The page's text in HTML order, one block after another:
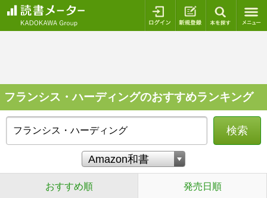
ログイン 新規登録
フランシス・ハーディングのおすすめランキング
検索
おすすめ順 発売日順